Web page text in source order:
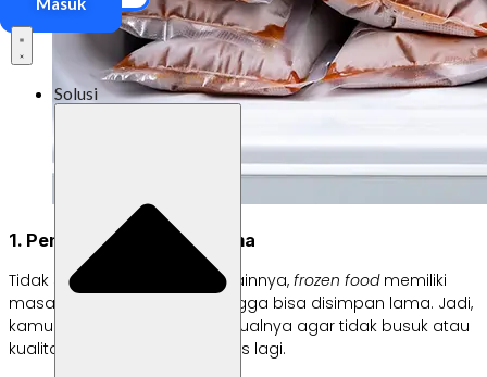
Solusi
1. Penyimpanan Tahan Lama
Tidak seperti jenis makanan lainnya, frozen food memiliki
masa simpan panjang sehingga bisa disimpan lama. Jadi,
kamu tidak harus cepat menjualnya agar tidak busuk atau
kualitasnya sudah tidak bagus lagi.